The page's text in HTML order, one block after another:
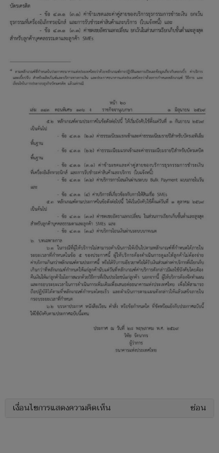
เงื่อนไขการแสดงความคิดเห็น ซ่อน